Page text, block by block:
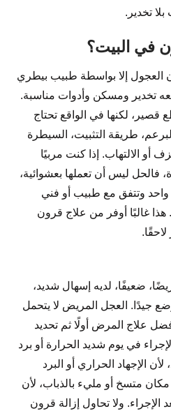
تخدير.
في البيت؟
العجول إلا بواسطة طبيب بيطري
ومسكن وأدوات مناسبة.
قصير، لكنها في الواقع تحتاج
طريقة التثبيت، السيطرة
أو الالتهاب. إذا كنت مربيًا
فالحل ليس أن تعملها بعشوائية،
وتتفق مع طبيب أو فني
غالبًا أوفر من علاج قرون
ضعيفًا، لديه إسهال شديد،
جيدًا. العجل المريض لا يتحمل
علاج المرض أولًا ثم تحديد
في يوم شديد الحرارة أو برد
الإجهاد الحراري أو البرد
متسخ أو مليء بالذباب، لأن
الإجراء. ولا تحاول إزالة قرون